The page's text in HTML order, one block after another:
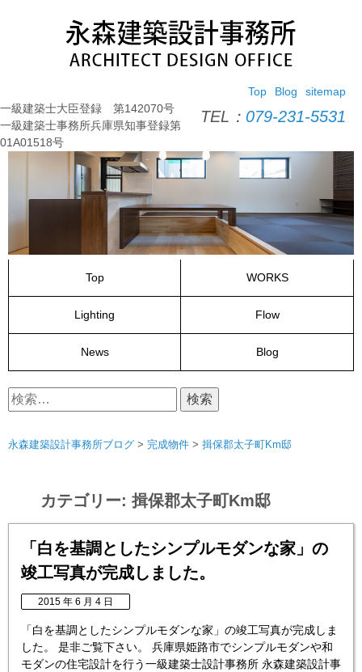
ス
キ
ッ
sitemap
Blog
Top
TEL： 079-231-5531
一級建築士大臣登録 第142070号
一級建築士事務所兵庫県知事登録第
01A01518号
Top WORKS
Lighting Flow
News Blog
検
索:
永森建築設計事務所ブログ > 完成物件 > 揖保郡太子町Km邸
カテゴリー: 揖保郡太子町Km邸
「白を基調としたシンプルモダンな家」の
竣工写真が完成しました。
2015 年 6 月 4 日
「白を基調としたシンプルモダンな家」の竣工写真が完成しま
した。 是非ご覧下さい。 兵庫県姫路市でシンプルモダンや和
モダンの住宅設計を行う一級建築士設計事務所 永森建築設計事